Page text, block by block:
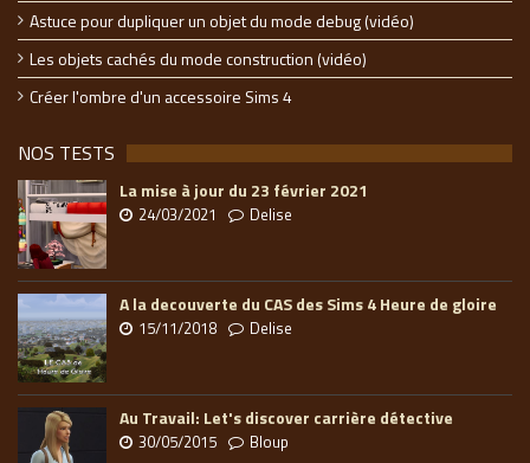
Astuce pour dupliquer un objet du mode debug (vidéo)
Les objets cachés du mode construction (vidéo)
Créer l'ombre d'un accessoire Sims 4
NOS TESTS
La mise à jour du 23 février 2021
24/03/2021 Delise
A la decouverte du CAS des Sims 4 Heure de gloire
15/11/2018 Delise
Au Travail: Let's discover carrière détective
30/05/2015 Bloup